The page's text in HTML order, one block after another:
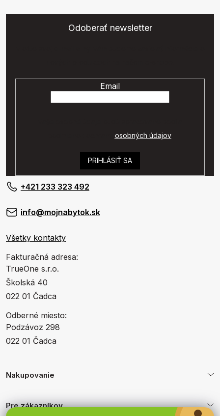
Odoberať newsletter
Email
osobných údajov.
PRIHLÁSIŤ SA
+421 233 323 492
info@mojnabytok.sk
Všetky kontakty
Fakturačná adresa:
TrueOne s.r.o.
Školská 40
022 01 Čadca
Odberné miesto:
Podzávoz 298
022 01 Čadca
Nakupovanie
Pre zákazníkov